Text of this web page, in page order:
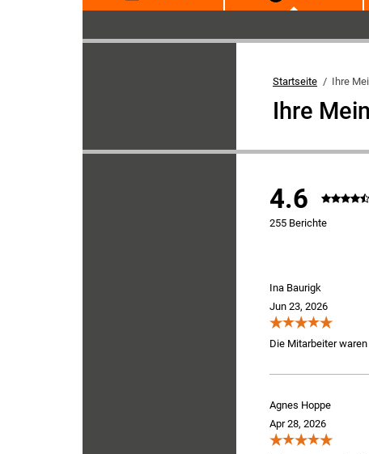
Startseite Ihre
Ihre
4.6
255 Berichte
Ina Baurigk
Jun 23, 2026
Die Mitarbeiter
Agnes Hoppe
Apr 28, 2026